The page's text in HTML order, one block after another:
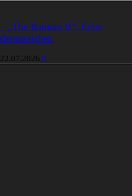
„The Batman II“: Erste
22.07.2026 0